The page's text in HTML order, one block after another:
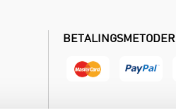
BETALINGSMETODER